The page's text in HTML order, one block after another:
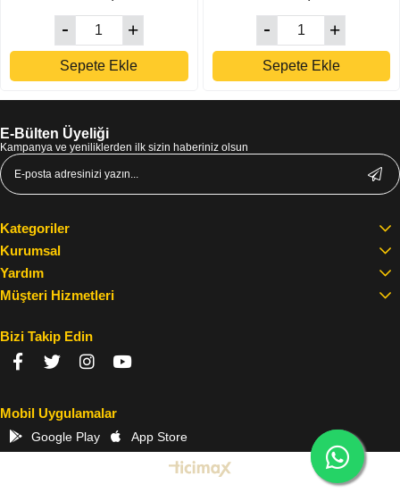
Sepete Ekle Sepete Ekle
E-Bülten Üyeliği
Kampanya ve yeniliklerden ilk sizin haberiniz olsun
Kategoriler
Kurumsal
Yardım
Müşteri Hizmetleri
Bizi Takip Edin
Mobil Uygulamalar
Google Play App Store